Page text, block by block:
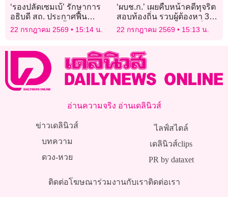
‘รองปลัดเซมเบ้’ รักษาการ
อธิบดี สถ. ประกาศฟื้น
ศรัทธาองค์กร ย้ำสอบสาย
บริหารโปร่งใส
22 กรกฎาคม 2569 15:14 น.
‘ผบช.ก.’ เผยคืบหน้าคดีทุจริต
สอบท้องถิ่น รวบผู้ต้องหา 3
ราย จ่อฟันเจ้าพนักงานเอี่ยว
22 กรกฎาคม 2569 15:13 น.
อ่านความจริง อ่านเดลินิวส์
ข่าวเดลินิวส์
บทความ
ดวง-หวย
ไลฟ์สไตล์
เดลินิวส์clips
PR by dataxet
ติดต่อโฆษณาร่วมงานกับเราติดต่อเรา